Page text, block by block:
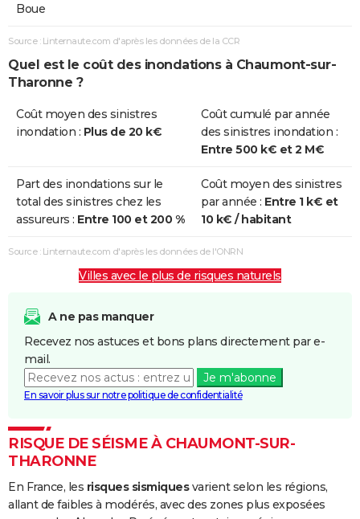
Boue
Source : Linternaute.com d'après les données de la CCR
Quel est le coût des inondations à Chaumont-sur-
Tharonne ?
Coût moyen des sinistres
inondation : Plus de 20 k€
Coût cumulé par année
des sinistres inondation :
Entre 500 k€ et 2 M€
Part des inondations sur le
total des sinistres chez les
assureurs : Entre 100 et 200 %
Coût moyen des sinistres
par année : Entre 1 k€ et
10 k€ / habitant
Source : Linternaute.com d'après les données de l'ONRN
Villes avec le plus de risques naturels
A ne pas manquer
Recevez nos astuces et bons plans directement par e-
mail.
Je m'abonne
En savoir plus sur notre politique de confidentialité
RISQUE DE SÉISME À CHAUMONT-SUR-
THARONNE
En France, les risques sismiquesvarient selon les régions,
allant de faibles à modérés, avec des zones plus exposées